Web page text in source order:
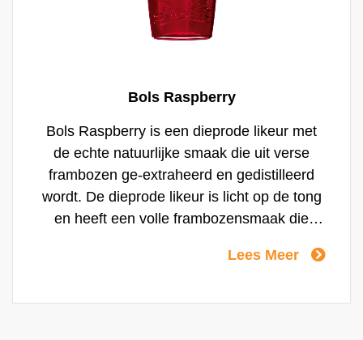
Bols Raspberry
Bols Raspberry is een dieprode likeur met
de echte natuurlijke smaak die uit verse
frambozen ge-extraheerd en gedistilleerd
wordt. De dieprode likeur is licht op de tong
en heeft een volle frambozensmaak die
frambozenlikeuren in de US al een hele tijd
onlangs begonnen ze op voorraad te
Lees Meer